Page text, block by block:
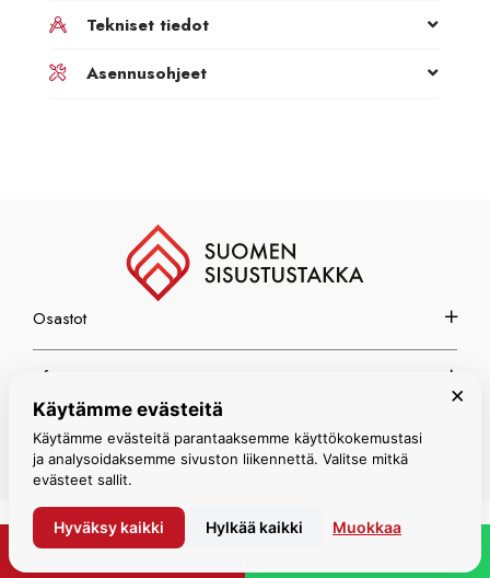
Tekniset tiedot
Asennusohjeet
Osastot
Info
Espoon myymälä
© Suomen Sisustustakka 2026
PYYDÄ TARJOUS
×
Käytämme evästeitä
Käytämme evästeitä parantaaksemme käyttökokemustasi
ja analysoidaksemme sivuston liikennettä. Valitse mitkä
evästeet sallit.
Hyväksy kaikki Hylkää kaikki Muokkaa